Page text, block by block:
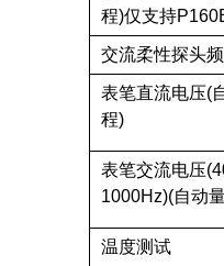
程)仅支持
交流柔性探头
表笔直流电压(
程)
表笔交流电压
1000Hz)(自动
温度测试